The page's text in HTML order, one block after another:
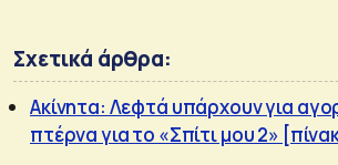
Σχετικά άρθρα:
Ακίνητα: Λεφτά υπάρχουν για
πτέρνα για το «Σπίτι μου 2»